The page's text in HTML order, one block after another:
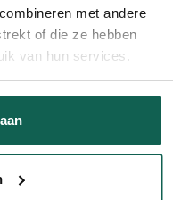
met andere
of die ze hebben
van hun services.